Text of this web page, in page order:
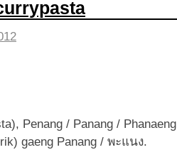
Penang / Panang /
gaeng Panang / พะแนง.